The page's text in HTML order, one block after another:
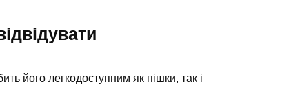
його легкодоступним як пішки, так і